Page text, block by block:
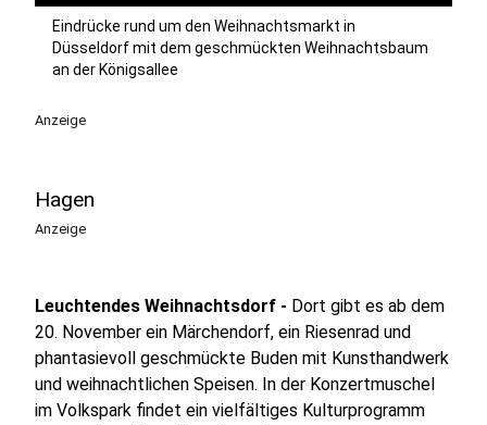
Eindrücke rund um den Weihnachtsmarkt in
Düsseldorf mit dem geschmückten Weihnachtsbaum
an der Königsallee
Anzeige
Hagen
Anzeige
Leuchtendes Weihnachtsdorf - Dort gibt es ab dem
20. November ein Märchendorf, ein Riesenrad und
phantasievoll geschmückte Buden mit Kunsthandwerk
und weihnachtlichen Speisen. In der Konzertmuschel
im Volkspark findet ein vielfältiges Kulturprogramm